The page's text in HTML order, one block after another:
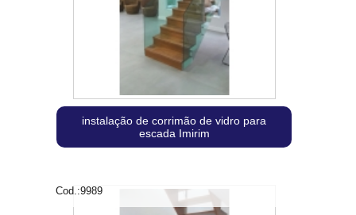
instalação de corrimão de vidro para
escada Imirim
Cod.:9989